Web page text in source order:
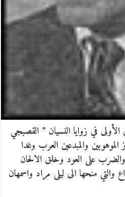
في زوايا النسيان ” القصبجي
والمبدعين العرب وغدا
والضرب على العود وخلق الالحان
والتي منحها الى ليلى مراد واسمهان